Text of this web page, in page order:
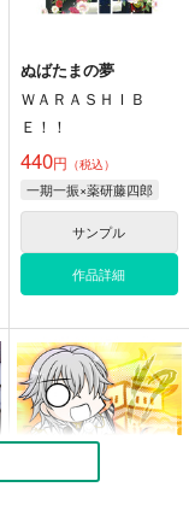
ぬばたまの夢
ＷＡＲＡＳＨＩＢ
Ｅ！！
440円 （税込）
一期一振×薬研藤四郎
サンプル
作品詳細